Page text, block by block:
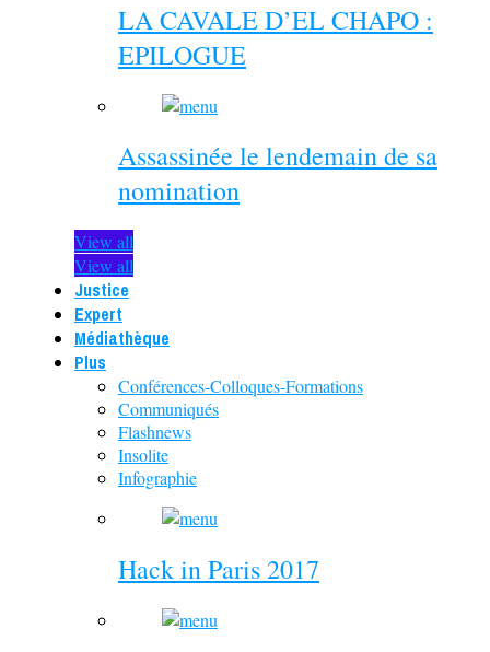
LA CAVALE D’EL CHAPO :
EPILOGUE
Assassinée le lendemain de sa
nomination
View all
View all
Justice
Expert
Médiathèque
Plus
Conférences-Colloques-Formations
Communiqués
Flashnews
Insolite
Infographie
Hack in Paris 2017